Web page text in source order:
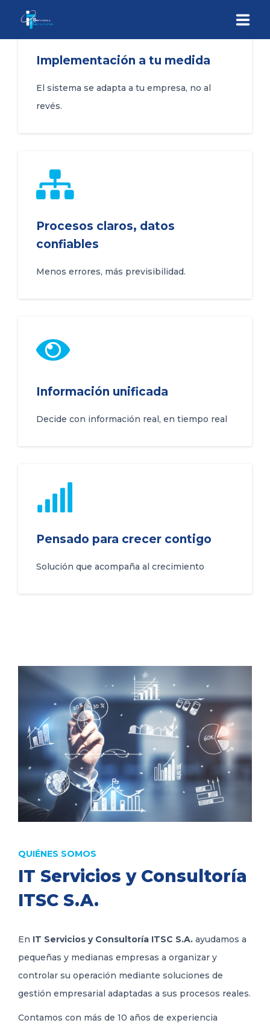
INICIO
CONTÁCTENOS
Implementación a tu medida
El sistema se adapta a tu empresa, no al
revés.
Procesos claros, datos
confiables
Menos errores, más previsibilidad.
Información unificada
Decide con información real, en tiempo real
Pensado para crecer contigo
Solución que acompaña al crecimiento
IT Servicios y Consultoría
ITSC S.A.
QUIÉNES SOMOS
En IT Servicios y Consultoría ITSC S.A. ayudamos a
pequeñas y medianas empresas a organizar y
controlar su operación mediante soluciones de
gestión empresarial adaptadas a sus procesos reales.
Contamos con más de 10 años de experiencia